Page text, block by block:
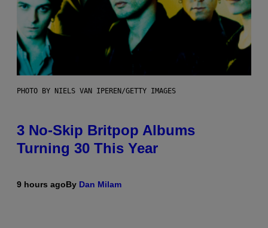
PHOTO BY NIELS VAN IPEREN/GETTY IMAGES
3 No-Skip Britpop Albums
Turning 30 This Year
9 hours agoBy Dan Milam